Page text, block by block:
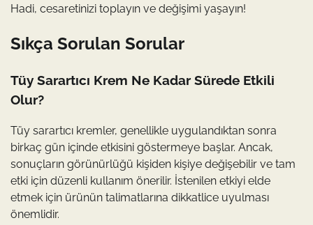
Hadi, cesaretinizi toplayın ve değişimi yaşayın!
Sıkça Sorulan Sorular
Tüy Sarartıcı Krem Ne Kadar Sürede Etkili
Olur?
Tüy sarartıcı kremler, genellikle uygulandıktan sonra
birkaç gün içinde etkisini göstermeye başlar. Ancak,
sonuçların görünürlüğü kişiden kişiye değişebilir ve tam
etki için düzenli kullanım önerilir. İstenilen etkiyi elde
etmek için ürünün talimatlarına dikkatlice uyulması
önemlidir.